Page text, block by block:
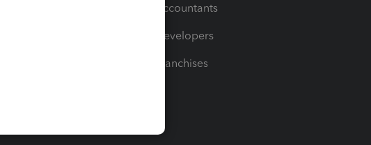
For Accountants
For Developers
For Franchises